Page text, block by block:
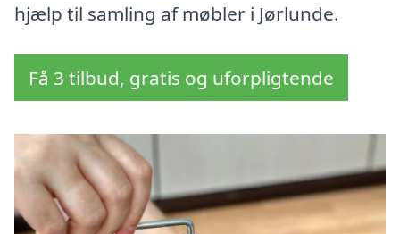
hjælp til samling af møbler i Jørlunde.
Få 3 tilbud, gratis og uforpligtende